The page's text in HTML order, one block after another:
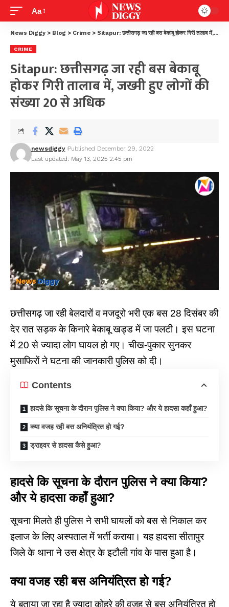
Aa
News Diggy > Blog > Crime > Sitapur: छत्तीसगढ़ जा रही बस बेकाबू होकर गिरी तालाब में, जख्मी हुए लोगों की संख्या 20 से अधिक
CRIME
Sitapur: छत्तीसगढ़ जा रही बस बेकाबू
होकर गिरी तालाब में, जख्मी हुए लोगों की
संख्या 20 से अधिक
Last updated: May 13, 2025 2:45 pm
newsdiggy Published December 29, 2022
छत्तीसगढ़ जा रही बेलदारों व मजदूरो भरी एक बस 28 दिसंबर की
देर रात सड़क के किनारे बेकाबू खड्ड में जा पलटी। इस घटना
में 20 से ज्यादा लोग घायल हो गए। चीख-पुकार सुनकर
मुसाफिरों ने घटना की जानकारी पुलिस को दी।
Contents
हादसे कि सूचना के दौरान पुलिस ने क्या किया? और ये हादसा कहाँ हुआ?
क्या वजह रही बस अनियंत्रित हो गई?
ड्राइवर से हादसा कैसे हुआ?
हादसे कि सूचना के दौरान पुलिस ने क्या किया?
और ये हादसा कहाँ हुआ?
सूचना मिलते ही पुलिस ने सभी घायलों को बस से निकाल कर
इलाज के लिए अस्पताल में भर्ती कराया। यहहादसा सीतापुर
जिले के थाना ने उस क्षेत्र के इटौली गांव के पास हुआ है।
क्या वजह रही बस अनियंत्रित हो गई?
ये बताया जा रहा है ज्यादा कोहरे की वजह से बस अनियंत्रित हो